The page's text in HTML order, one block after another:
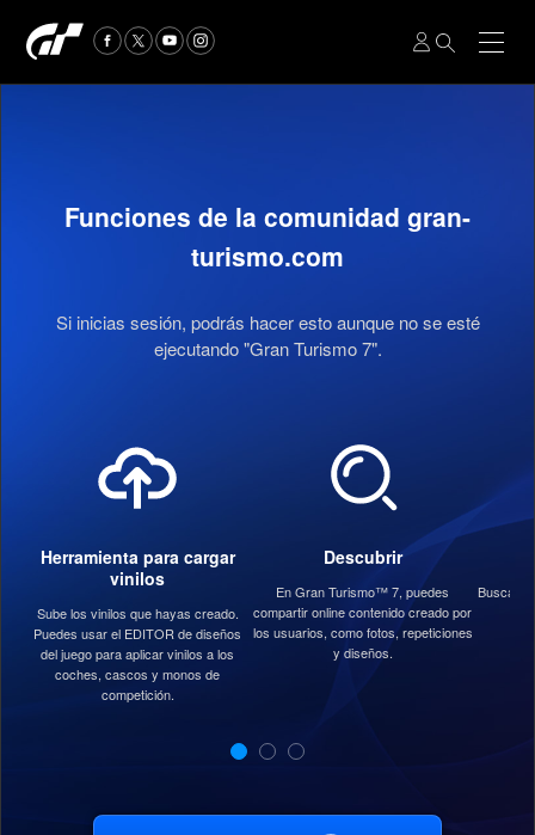
Funciones de la comunidad gran-
turismo.com
Si inicias sesión, podrás hacer esto aunque no se esté
ejecutando "Gran Turismo 7".
Herramienta para cargar
vinilos
Sube los vinilos que hayas creado.
Puedes usar el EDITOR de diseños
del juego para aplicar vinilos a los
coches, cascos y monos de
competición.
Descubrir
En Gran Turismo™ 7, puedes
compartir online contenido creado por
los usuarios, como fotos, repeticiones
y diseños.
Busca o